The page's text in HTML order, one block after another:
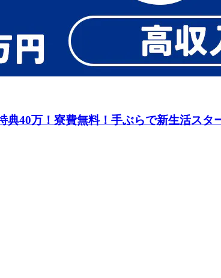
典40万！寮費無料！手ぶらで新生活スタ